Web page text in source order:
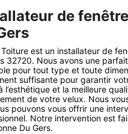
de
est un installateur de
32720. Nous avons une
pour tout type et toute
suffisante pour garantir
l’esthétique et la meilleure
de votre velux. Nous
pouvons vous offrir une
Notre intervention est
Du Gers.